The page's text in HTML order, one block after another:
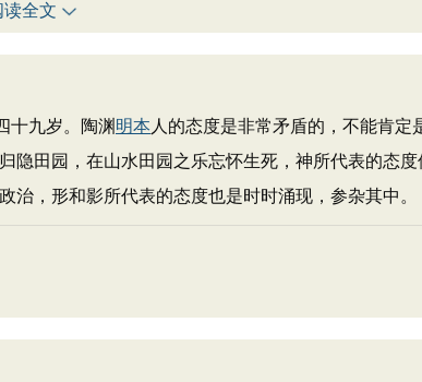
读全文
十九岁。陶渊 明本 人的态度是非常矛盾的，不能肯定
隐田园，在山水田园之乐忘怀生死，神所代表的态度
，形和影所代表的态度也是时时涌现，参杂其中。